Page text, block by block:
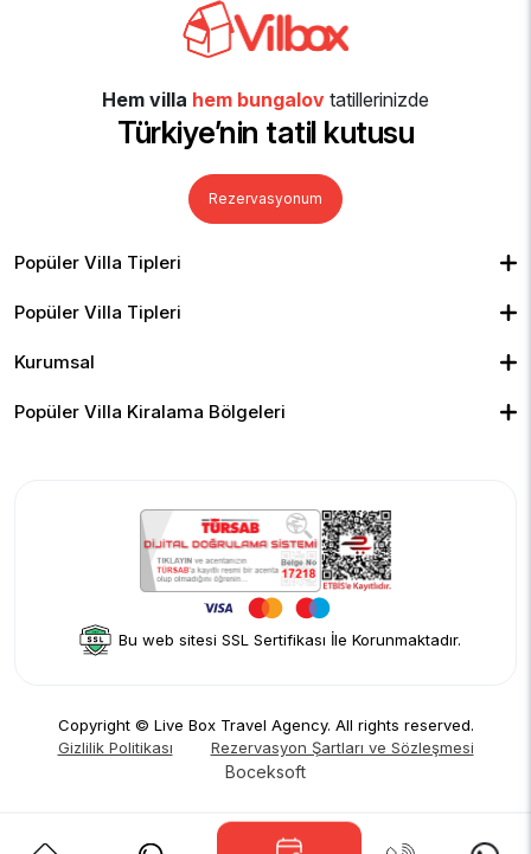
Hem villa hem bungalov tatillerinizde
Türkiye’nin tatil kutusu
Rezervasyonum
Popüler Villa Tipleri
Kiralık Bungalov
Kapalı Havuzlu Villalar
Geniş Ailelere Uygun Villalar
Popüler Villa Tipleri
Denize Yakın Villalar
Merkeze Yakın Villalar
Kurumsal
Yorumlar
Hakkımızda
Popüler Villa Kiralama Bölgeleri
Bu web sitesi SSL Sertifikası İle Korunmaktadır.
Copyright © Live Box Travel Agency. All rights reserved.
Gizlilik Politikası
Rezervasyon Şartları ve Sözleşmesi
Boceksoft